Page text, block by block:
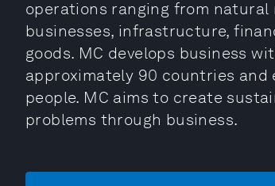
operations ranging from
businesses, infrastructure,
goods. MC develops business
approximately 90 countries and
people. MC aims to create
problems through business.